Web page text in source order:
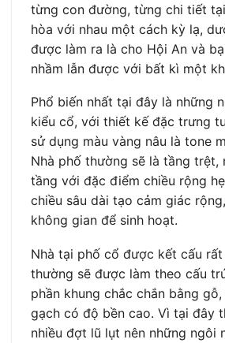
từng con đường, từng chi tiết
hòa với nhau một cách kỳ lạ,
được làm ra là cho Hội An và
nhầm lẫn được với bất kì một
Phổ biến nhất tại đây là những
kiểu cổ, với thiết kế đặc trưng
sử dụng màu vàng nâu là tone
Nhà phố thường sẽ là tầng trệt,
tầng với đặc điểm chiều rộng
chiều sâu dài tạo cảm giác
không gian để sinh hoạt.
Nhà tại phố cổ được kết cấu rất
thường sẽ được làm theo cấu
phần khung chắc chắn bằng
gạch có độ bền cao. Vì tại đây
nhiều đợt lũ lụt nên những ngôi